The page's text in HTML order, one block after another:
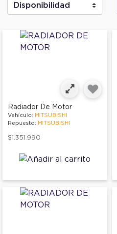
Radiador De Motor
Vehículo: MITSUBISHI
Repuesto: MITSUBISHI
$1.351.990